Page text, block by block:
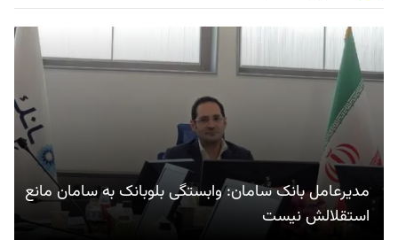
مدیرعامل بانک سامان: وابستگی بلوبانک به سامان مانع
استقلالش نیست